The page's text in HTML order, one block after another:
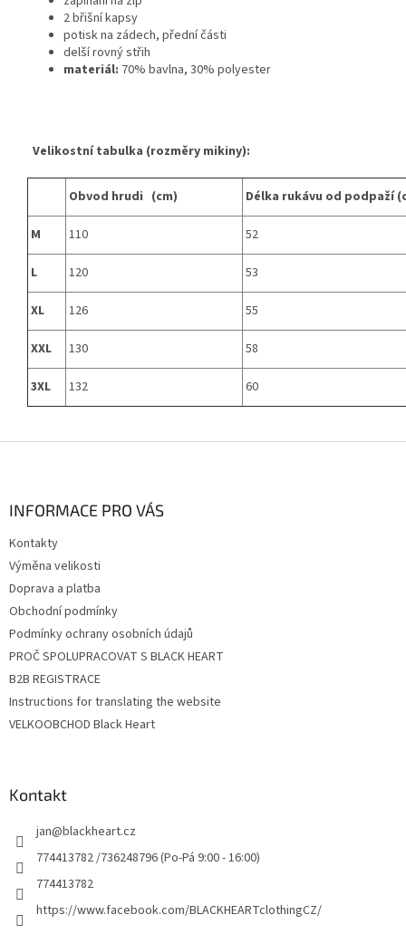
2 břišní kapsy
potisk na zádech, přední části
delší rovný střih
materiál: 70% bavlna, 30% polyester
Velikostní tabulka (rozměry mikiny):
Obvod hrudi (cm) Délka rukávu od podpaží
M 110 52
L 120 53
XL 126 55
XXL 130 58
3XL 132 60
INFORMACE PRO VÁS
Kontakty
Výměna velikosti
Doprava a platba
Obchodní podmínky
Podmínky ochrany osobních údajů
PROČ SPOLUPRACOVAT S BLACK HEART
B2B REGISTRACE
Instructions for translating the website
VELKOOBCHOD Black Heart
Kontakt
jan@blackheart.cz
774413782 /736248796 (Po-Pá 9:00 - 16:00)
774413782
https://www.facebook.com/BLACKHEARTclothingCZ/